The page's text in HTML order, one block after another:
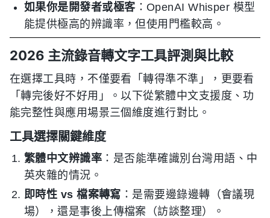
如果你是開發者或極客：OpenAI Whisper 模型
能提供極高的辨識率，但使用門檻較高。
2026 主流錄音轉文字工具評測與比較
在選擇工具時，不僅要看「轉得準不準」，更要看
「轉完後好不好用」。以下從繁體中文支援度、功
能完整性與應用場景三個維度進行對比。
工具選擇關鍵維度
繁體中文辨識率 ：是否能準確識別台灣用語、中
英夾雜的情況。
即時性 vs 檔案轉寫 ：是需要邊錄邊轉（會議現
場），還是事後上傳檔案（訪談整理）。